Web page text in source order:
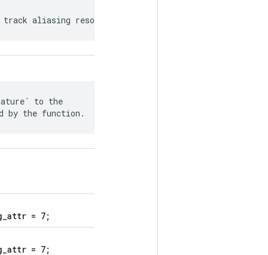
track aliasing resources.
to the
by the function.
= 7;
= 7;